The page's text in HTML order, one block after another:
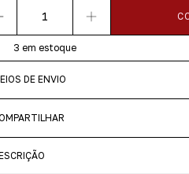
3 em estoque
DE ENVIO